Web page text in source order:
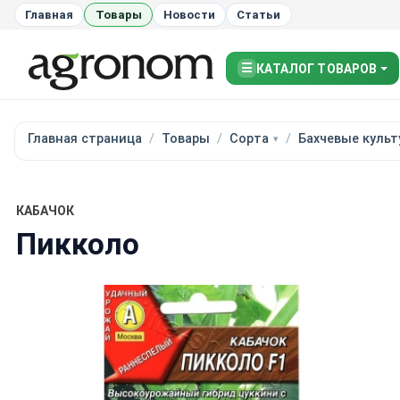
Главная Товары Новости Статьи
☰ КАТАЛОГ ТОВАРОВ
Главная страница Товары Сорта Бахчевые
КАБАЧОК
Пикколо